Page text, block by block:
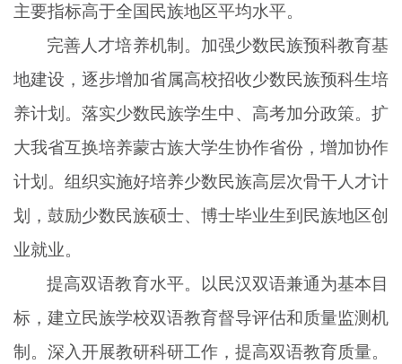
主要指标高于全国民族地区平均水平。
完善人才培养机制。加强少数民族预科教育基
地建设，逐步增加省属高校招收少数民族预科生培
养计划。落实少数民族学生中、高考加分政策。扩
大我省互换培养蒙古族大学生协作省份，增加协作
计划。组织实施好培养少数民族高层次骨干人才计
划，鼓励少数民族硕士、博士毕业生到民族地区创
业就业。
提高双语教育水平。以民汉双语兼通为基本目
标，建立民族学校双语教育督导评估和质量监测机
制。深入开展教研科研工作，提高双语教育质量。